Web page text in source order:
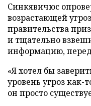
Синкявичюс
возрастающей
правительства
и тщательно
информацию,
«Я хотел бы
уровень угроз как-
он просто